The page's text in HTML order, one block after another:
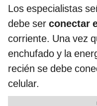
Los especialistas
debe ser conectar
corriente. Una vez
enchufado y la
recién se debe
celular.